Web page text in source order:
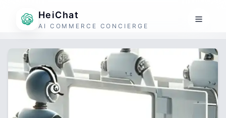
HeiChat
AI COMMERCE CONCIERGE